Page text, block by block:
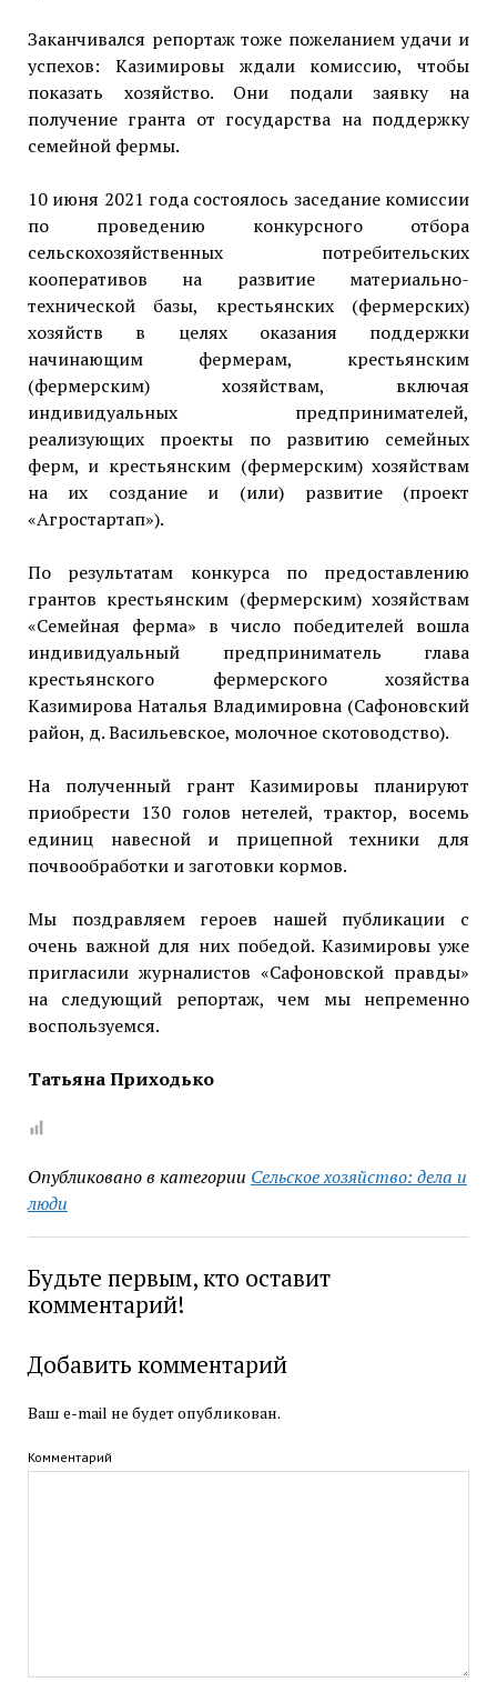
Заканчивался репортаж тоже пожеланием удачи и
успехов: Казимировы ждали комиссию, чтобы
показать хозяйство. Они подали заявку на
получение гранта от государства на поддержку
семейной фермы.
10 июня 2021 года состоялось заседание комиссии
по проведению конкурсного отбора
сельскохозяйственных потребительских
кооперативов на развитие материально-
технической базы, крестьянских (фермерских)
хозяйств в целях оказания поддержки
начинающим фермерам, крестьянским
(фермерским) хозяйствам, включая
индивидуальных предпринимателей,
реализующих проекты по развитию семейных
ферм, и крестьянским (фермерским) хозяйствам
на их создание и (или) развитие (проект
«Агростартап»).
По результатам конкурса по предоставлению
грантов крестьянским (фермерским) хозяйствам
«Семейная ферма» в число победителей вошла
индивидуальный предприниматель глава
крестьянского фермерского хозяйства
Казимирова Наталья Владимировна (Сафоновский
район, д. Васильевское, молочное скотоводство).
На полученный грант Казимировы планируют
приобрести 130 голов нетелей, трактор, восемь
единиц навесной и прицепной техники для
почвообработки и заготовки кормов.
Мы поздравляем героев нашей публикации с
очень важной для них победой. Казимировы уже
пригласили журналистов «Сафоновской правды»
на следующий репортаж, чем мы непременно
воспользуемся.
Татьяна Приходько
Опубликовано в категории Сельское хозяйство: дела и
люди
Будьте первым, кто оставит
комментарий!
Добавить комментарий
Ваш e-mail не будет опубликован.
Комментарий